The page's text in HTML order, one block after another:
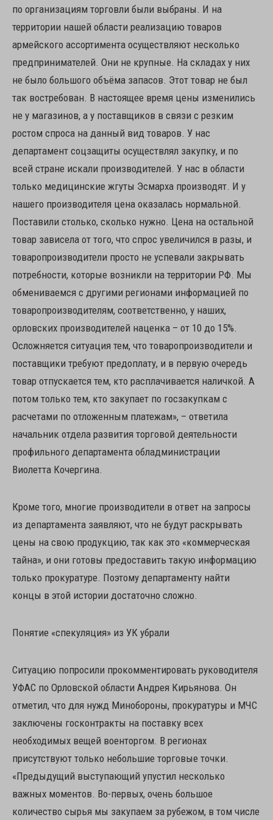
по организациям торговли были выбраны. И на
территории нашей области реализацию товаров
армейского ассортимента осуществляют несколько
предпринимателей. Они не крупные. На складах у них
не было большого объёма запасов. Этот товар не был
так востребован. В настоящее время цены изменились
не у магазинов, а у поставщиков в связи с резким
ростом спроса на данный вид товаров. У нас
департамент соцзащиты осуществлял закупку, и по
всей стране искали производителей. У нас в области
только медицинские жгуты Эсмарха производят. И у
нашего производителя цена оказалась нормальной.
Поставили столько, сколько нужно. Цена на остальной
товар зависела от того, что спрос увеличился в разы, и
товаропроизводители просто не успевали закрывать
потребности, которые возникли на территории РФ. Мы
обмениваемся с другими регионами информацией по
товаропроизводителям, соответственно, у наших,
орловских производителей наценка – от 10 до 15%.
Осложняется ситуация тем, что товаропроизводители и
поставщики требуют предоплату, и в первую очередь
товар отпускается тем, кто расплачивается наличкой. А
потом только тем, кто закупает по госзакупкам с
расчетами по отложенным платежам», – ответила
начальник отдела развития торговой деятельности
профильного департамента обладминистрации
Виолетта Кочергина.
Кроме того, многие производители в ответ на запросы
из департамента заявляют, что не будут раскрывать
цены на свою продукцию, так как это «коммерческая
тайна», и они готовы предоставить такую информацию
только прокуратуре. Поэтому департаменту найти
концы в этой истории достаточно сложно.
Понятие «спекуляция» из УК убрали
Ситуацию попросили прокомментировать руководителя
УФАС по Орловской области Андрея Кирьянова. Он
отметил, что для нужд Минобороны, прокуратуры и МЧС
заключены госконтракты на поставку всех
необходимых вещей военторгом. В регионах
присутствуют только небольшие торговые точки.
«Предыдущий выступающий упустил несколько
важных моментов. Во-первых, очень большое
количество сырья мы закупаем за рубежом, в том числе